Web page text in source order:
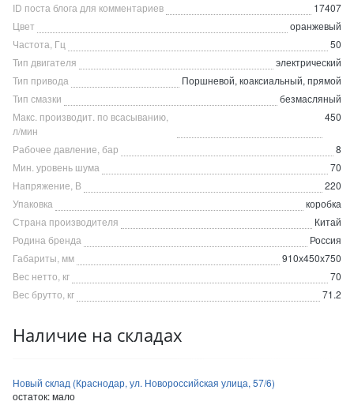
ID поста блога для комментариев
17407
Цвет
оранжевый
Частота, Гц
50
Тип двигателя
электрический
Тип привода
Поршневой, коаксиальный, прямой
Тип смазки
безмасляный
Макс. производит. по всасыванию,
л/мин
450
Рабочее давление, бар
8
Мин. уровень шума
70
Напряжение, В
220
Упаковка
коробка
Страна производителя
Китай
Родина бренда
Россия
Габариты, мм
910х450х750
Вес нетто, кг
70
Вес брутто, кг
71.2
Наличие на складах
Новый склад (Краснодар, ул. Новороссийская улица, 57/6)
остаток:мало